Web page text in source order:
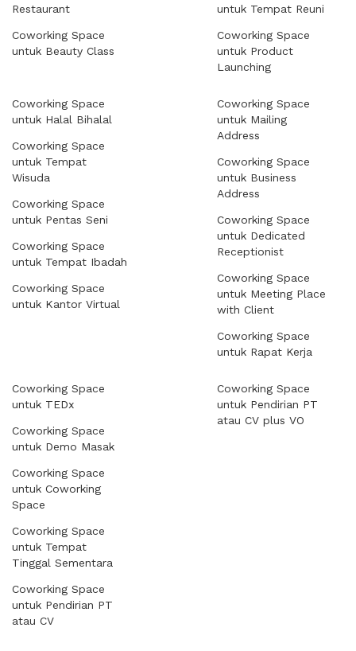
Restaurant
Coworking Space
untuk Beauty Class
untuk Tempat Reuni
Coworking Space
untuk Product
Launching
Coworking Space
untuk Halal Bihalal
Coworking Space
untuk Tempat
Wisuda
Coworking Space
untuk Pentas Seni
Coworking Space
untuk Tempat Ibadah
Coworking Space
untuk Kantor Virtual
Coworking Space
untuk Mailing
Address
Coworking Space
untuk Business
Address
Coworking Space
untuk Dedicated
Receptionist
Coworking Space
untuk Meeting Place
with Client
Coworking Space
untuk Rapat Kerja
Coworking Space
untuk TEDx
Coworking Space
untuk Demo Masak
Coworking Space
untuk Coworking
Space
Coworking Space
untuk Tempat
Tinggal Sementara
Coworking Space
untuk Pendirian PT
atau CV
Coworking Space
untuk Pendirian PT
atau CV plus VO